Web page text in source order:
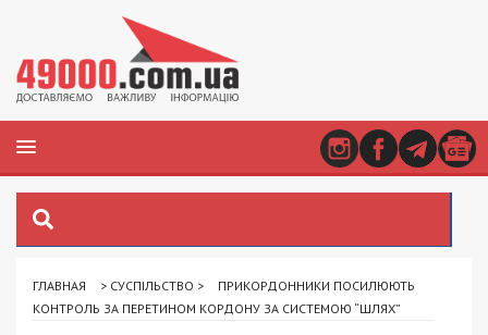
ГЛАВНАЯ > СУСПІЛЬСТВО >
ПРИКОРДОННИКИ ПОСИЛЮЮТЬ
КОНТРОЛЬ ЗА ПЕРЕТИНОМ КОРДОНУ ЗА СИСТЕМОЮ “ШЛЯХ”